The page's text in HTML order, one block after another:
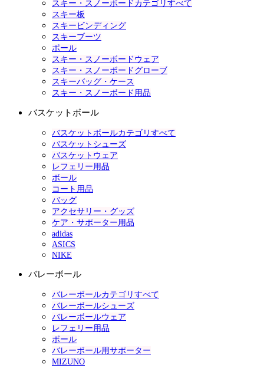
スキー・スノーボードカテゴリすべて
スキー板
スキービンディング
スキーブーツ
ポール
スキー・スノーボードウェア
スキー・スノーボードグローブ
スキーバッグ・ケース
スキー・スノーボード用品
バスケットボール
バスケットボールカテゴリすべて
バスケットシューズ
バスケットウェア
レフェリー用品
ボール
コート用品
バッグ
アクセサリー・グッズ
ケア・サポーター用品
adidas
ASICS
NIKE
バレーボール
バレーボールカテゴリすべて
バレーボールシューズ
バレーボールウェア
レフェリー用品
ボール
バレーボール用サポーター
MIZUNO